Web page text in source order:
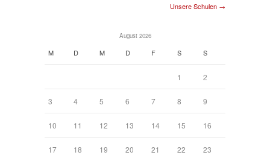
Unsere Schulen →
August 2026
M D M D F S S
1 2
3 4 5 6 7 8 9
10 11 12 13 14 15 16
17 18 19 20 21 22 23